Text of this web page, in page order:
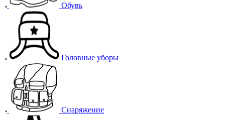
Обувь
Головные уборы
Снаряжение